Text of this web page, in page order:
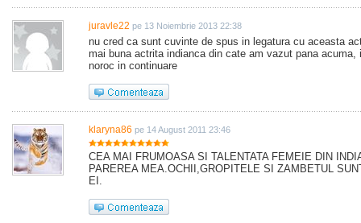
juravle22 pe 13 Noiembrie 2013 22:38
nu cred ca sunt cuvinte de spus in legatura cu aceasta
mai buna actrita indianca din cate am vazut pana acuma,
noroc in continuare
klaryna86 pe 14 August 2011 23:46
CEA MAI FRUMOASA SI TALENTATA FEMEIE DIN
PAREREA MEA.OCHII,GROPITELE SI ZAMBETUL
EI.